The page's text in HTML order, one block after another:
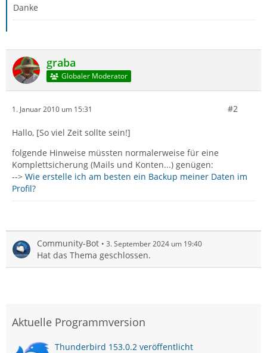
Danke
graba
Globaler Moderator
1. Januar 2010 um 15:31 #2
Hallo, [So viel Zeit sollte sein!]
folgende Hinweise müssten normalerweise für eine
Komplettsicherung (Mails und Konten...) genügen:
--> Wie erstelle ich am besten ein Backup meiner Daten im
Profil?
Community-Bot 3. September 2024 um 19:40
Hat das Thema geschlossen.
Aktuelle Programmversion
Thunderbird 153.0.2 veröffentlicht